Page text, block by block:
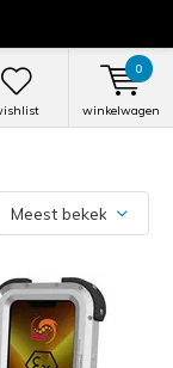
winkelwagen
0